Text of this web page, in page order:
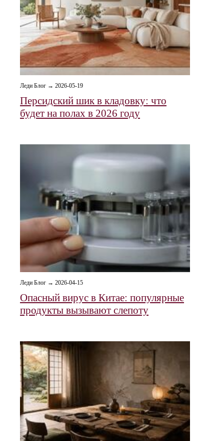
Леди Блог → 2026-05-19
Персидский шик в кладовку: что
будет на полах в 2026 году
Леди Блог → 2026-04-15
Опасный вирус в Китае: популярные
продукты вызывают слепоту